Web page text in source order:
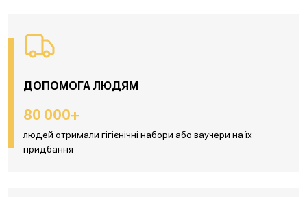
ДОПОМОГА ЛЮДЯМ
80 000+
людей отримали гігієнічні набори або ваучери на їх
придбання